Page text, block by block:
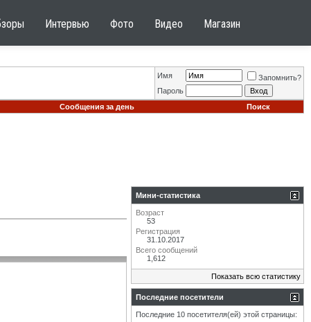
Интервью Фото Видео Магазин
Имя
Запомнить?
Пароль
Сообщения за день Поиск
Мини-статистика
Возраст
53
Регистрация
31.10.2017
Всего сообщений
1,612
Показать всю статистику
Последние посетители
Последние 10 посетителя(ей) этой страницы: